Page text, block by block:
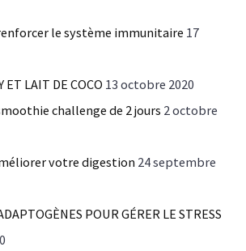
le système immunitaire 17
ET LAIT DE COCO 13 octobre 2020
challenge de 2 jours 2 octobre
votre digestion 24 septembre
POUR GÉRER LE STRESS